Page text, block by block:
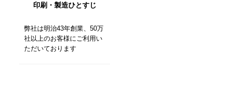
印刷・製造ひとすじ
弊社は明治43年創業、50万
社以上のお客様にご利用い
ただいております